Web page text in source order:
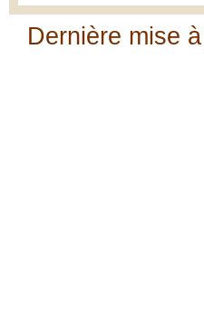
Dernière mise